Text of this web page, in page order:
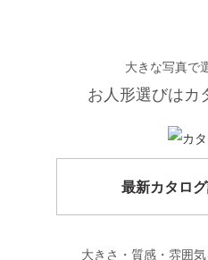
大きな写真で
お人形選びはカ
最新カタロ
大きさ・質感・雰囲